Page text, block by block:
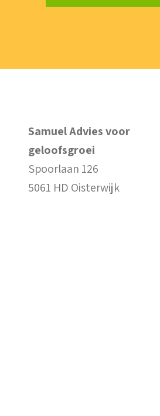
Samuel Advies voor
geloofsgroei
Spoorlaan 126
5061 HD Oisterwijk